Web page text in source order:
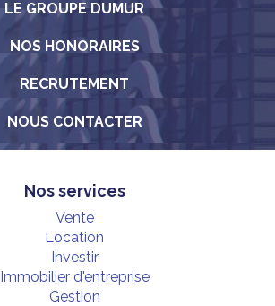
LE GROUPE DUMUR
NOS HONORAIRES
RECRUTEMENT
NOUS CONTACTER
Nos services
Vente
Location
Investir
Immobilier d'entreprise
Gestion